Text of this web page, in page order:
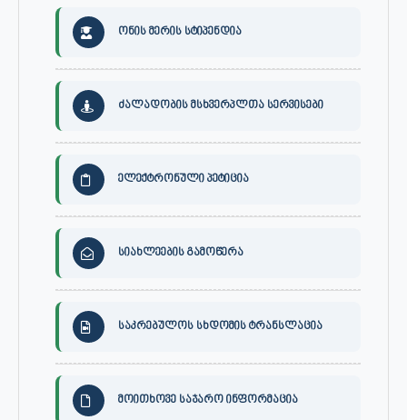
ონის მერის სტიპენდია
ძალადობის მსხვერპლთა სერვისები
ელექტრონული პეტიცია
სიახლეების გამოწერა
საკრებულოს სხდომის ტრანსლაცია
მოითხოვე საჯარო ინფორმაცია